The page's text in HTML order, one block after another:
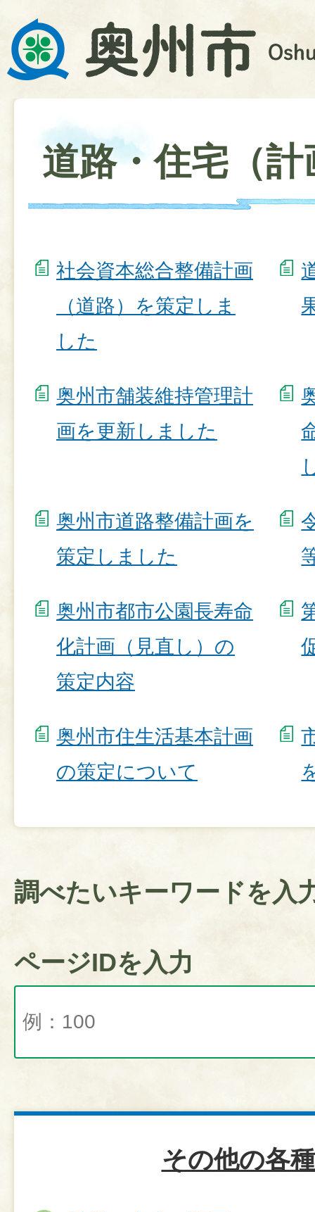
道路・住宅（計
社会資本総合整備計画
（道路）を策定しま
した
奥州市舗装維持管理計
画を更新しました
奥州市道路整備計画を
策定しました
奥州市都市公園長寿命
化計画（見直し）の
策定内容
奥州市住生活基本計画
の策定について
調べたいキーワードを入
ページIDを入力
その他の各